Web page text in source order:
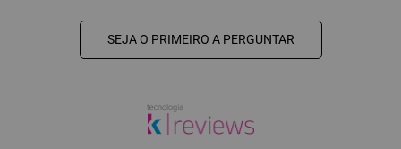
SEJA O PRIMEIRO A PERGUNTAR